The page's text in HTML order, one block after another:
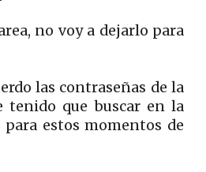
no voy a dejarlo para
las contraseñas de la
que buscar en la
estos momentos de